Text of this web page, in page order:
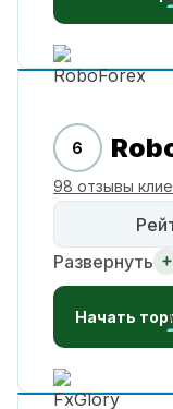
6
98 отзывы
Развернуть
Начать